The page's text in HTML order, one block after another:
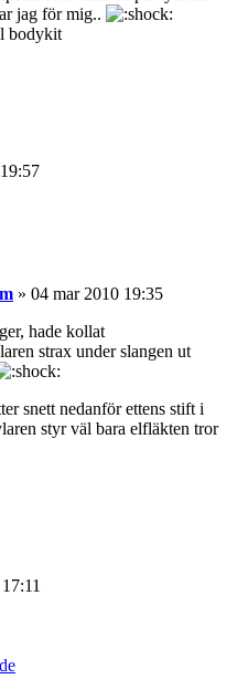
jag för mig..
bodykit
» 04 mar 2010 19:35
hade kollat
strax under slangen ut
snett nedanför ettens stift i
styr väl bara elfläkten tror